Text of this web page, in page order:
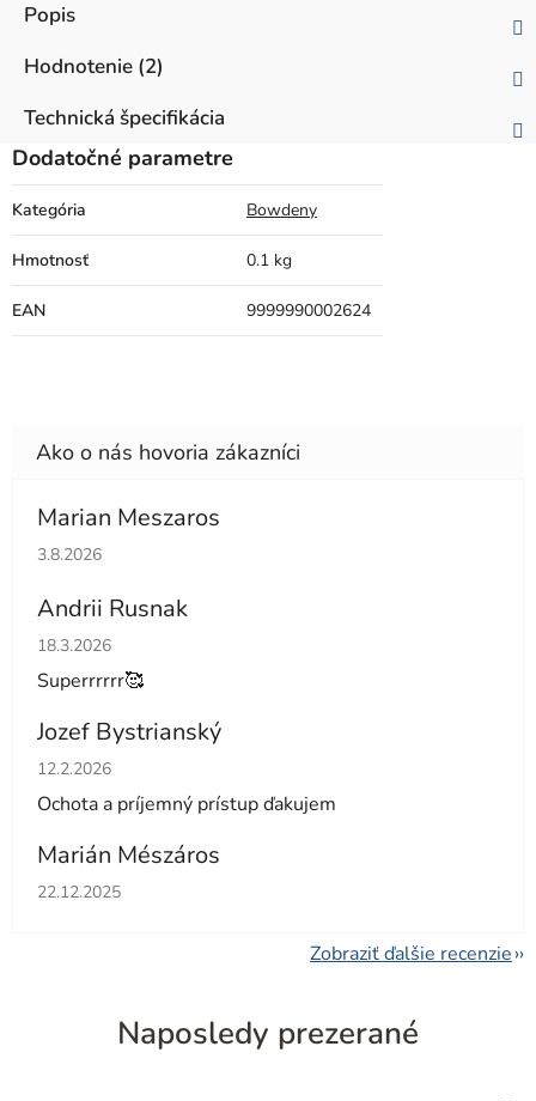
Popis
Hodnotenie (2)
Technická špecifikácia
Dodatočné parametre
Kategória Bowdeny
Hmotnosť 0.1 kg
EAN 9999990002624
Marian Meszaros
Hodnotenie obchodu je 5 z 5 hviezdičiek.
3.8.2026
Andrii Rusnak
Hodnotenie obchodu je 5 z 5 hviezdičiek.
18.3.2026
Superrrrrr🥰
Jozef Bystrianský
Hodnotenie obchodu je 5 z 5 hviezdičiek.
12.2.2026
Ochota a príjemný prístup ďakujem
Marián Mészáros
Hodnotenie obchodu je 5 z 5 hviezdičiek.
22.12.2025
Zobraziť ďalšie recenzie
Naposledy prezerané